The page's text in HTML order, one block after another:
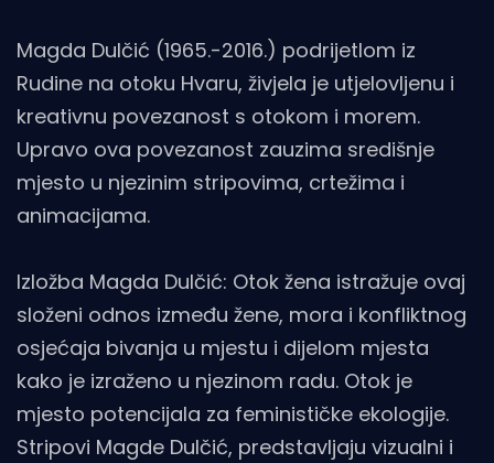
Magda Dulčić (1965.-2016.) podrijetlom iz
Rudine na otoku Hvaru, živjela je utjelovljenu i
kreativnu povezanost s otokom i morem.
Upravo ova povezanost zauzima središnje
mjesto u njezinim stripovima, crtežima i
animacijama.
Izložba Magda Dulčić: Otok žena istražuje ovaj
složeni odnos između žene, mora i konfliktnog
osjećaja bivanja u mjestu i dijelom mjesta
kako je izraženo u njezinom radu. Otok je
mjesto potencijala za feminističke ekologije.
Stripovi Magde Dulčić, predstavljaju vizualni i